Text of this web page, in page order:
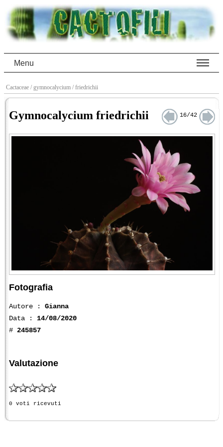
Menu
Cactaceae / gymnocalycium / friedrichii
Gymnocalycium friedrichii 16/42
Fotografia
Autore : Gianna
Data : 14/08/2020
# 245857
Valutazione
0 voti ricevuti